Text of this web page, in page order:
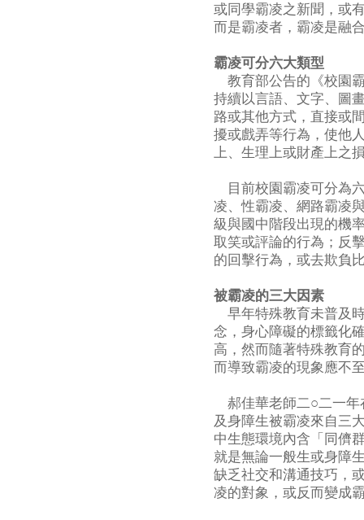
或同學霸凌之新聞，或
而是霸凌者，霸凌是融
霸凌可分六大類型
教育部公告的《校園
持續以言語、文字、圖
路或其他方式，直接或
擾或戲弄等行為，使他
上、生理上或財產上之
目前校園霸凌可分為
凌、性霸凌、網路霸凌
級與國中階段出現的機
取笑或評論的行為；反
的回擊行為，或去欺負
被霸凌的三大因素
早年特殊教育未普及
念，身心障礙的標籤化
高，然而隨著特殊教育
而導致霸凌的現象應不
郝佳華老師二○二一年
及身障生被霸凌來自三
中生態環境內含「同儕
就是無論一般生或身障
缺乏社交和溝通技巧，
凌的對象，或反而變成